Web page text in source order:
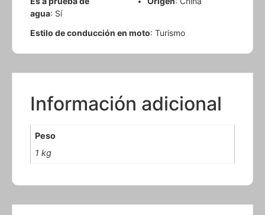
agua: Sí
Estilo de conducción en moto: Turismo
Información adicional
Peso
1 kg